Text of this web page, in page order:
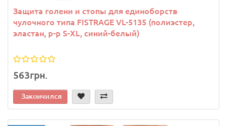
Защита голени и стопы для единоборств
чулочного типа FISTRAGE VL-5135 (полиэстер,
эластан, р-р S-XL, синий-белый)
563грн.
Закончился